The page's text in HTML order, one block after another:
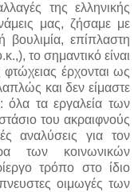
της ελληνικής
μας, ζήσαμε με
βουλιμία, επίπλαστη
το σημαντικό είναι
έρχονται ως
και δεν είμαστε
όλα τα εργαλεία των
του ακραιφνούς
αναλύσεις για τον
των κοινωνικών
τρόπο στο ίδιο
οιμωγές των